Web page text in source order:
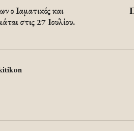
ο Ιαματικός και
στις 27 Ιουλίου.